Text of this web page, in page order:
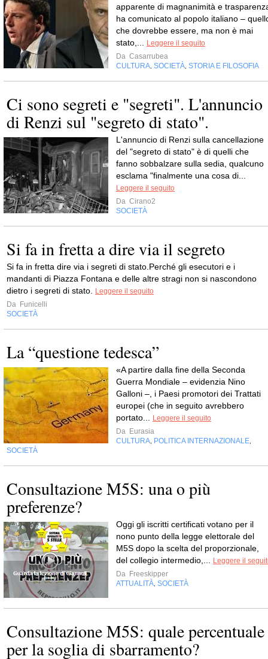
apparente di magnanimità e
ha comunicato al popolo italiano –
che dovrebbe essere, ma non è mai
stato,...
Leggere il seguito
Da Casarrubea
CULTURA SOCIETÀ STORIA E FILOSOFIA
Ci sono segreti e "segreti". L'annuncio
di Renzi sul "segreto di stato".
L'annuncio di Renzi sulla cancellazione
del "segreto di stato" è di quelli che
fanno sobbalzare sulla sedia, qualcuno
esclama "finalmente una cosa di...
Leggere il seguito
Da Cirano2
SOCIETÀ
Si fa in fretta a dire via il segreto
Si fa in fretta dire via i segreti di stato.Perché gli esecutori e i
mandanti di Piazza Fontana e delle altre stragi non si nascondono
dietro i segreti di stato.
Leggere il seguito
Da Funicelli
SOCIETÀ
La “questione tedesca”
«A partire dalla fine della Seconda
Guerra Mondiale – evidenzia Nino
Galloni –, i Paesi promotori dei Trattati
europei (che in seguito avrebbero
portato...
Leggere il seguito
Da Eurasia
CULTURA POLITICA INTERNAZIONALE
SOCIETÀ
Consultazione M5S: una o più
preferenze?
Oggi gli iscritti certificati votano per il
nono punto della legge elettorale del
M5S dopo la scelta del proporzionale,
del collegio intermedio,...
Leggere il
Da Freeskipper
ATTUALITÀ SOCIETÀ
Consultazione M5S: quale percentuale
per la soglia di sbarramento?